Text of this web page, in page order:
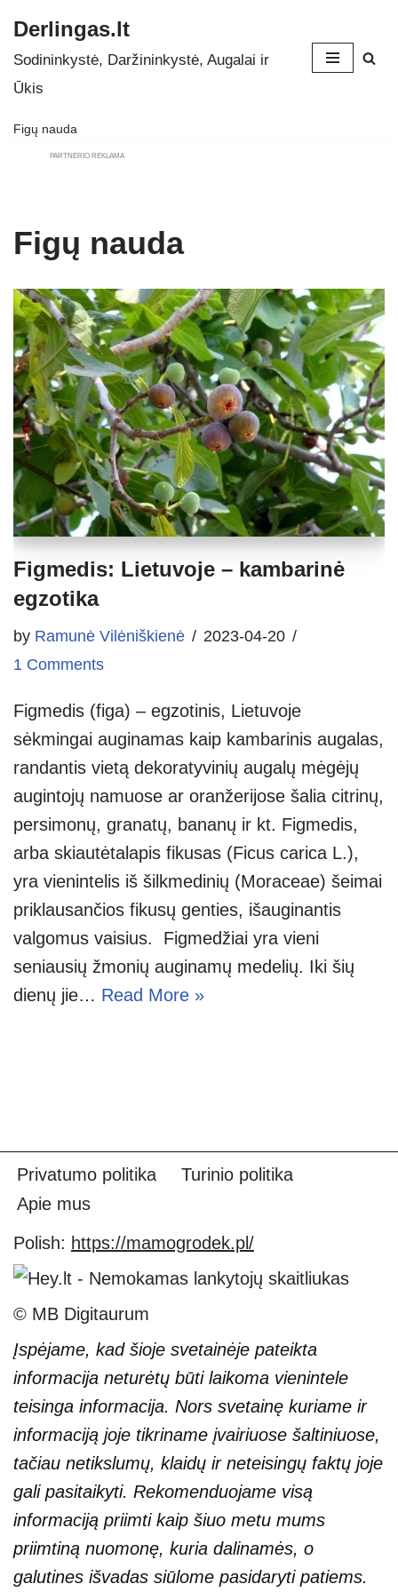
Skip
to
Derlingas.lt
Sodininkystė, Daržininkystė, Augalai ir
Ūkis
Figų nauda
PARTNERIO REKLAMA
Figų nauda
Figmedis: Lietuvoje – kambarinė
egzotika
by Ramunė Vilėniškienė
2023-04-20
1 Comments
Figmedis (figa) – egzotinis, Lietuvoje
sėkmingai auginamas kaip kambarinis augalas,
randantis vietą dekoratyvinių augalų mėgėjų
augintojų namuose ar oranžerijose šalia citrinų,
persimonų, granatų, bananų ir kt. Figmedis,
arba skiautėtalapis fikusas (Ficus carica L.),
yra vienintelis iš šilkmedinių (Moraceae) šeimai
priklausančios fikusų genties, išauginantis
valgomus vaisius. Figmedžiai yra vieni
seniausių žmonių auginamų medelių. Iki šių
dienų jie… Read More »
Privatumo politika
Turinio politika
Apie mus
Polish: https://mamogrodek.pl/
© MB Digitaurum
Įspėjame, kad šioje svetainėje pateikta
informacija neturėtų būti laikoma vienintele
teisinga informacija. Nors svetainę kuriame ir
informaciją joje tikriname įvairiuose šaltiniuose,
tačiau netikslumų, klaidų ir neteisingų faktų joje
gali pasitaikyti. Rekomenduojame visą
informaciją priimti kaip šiuo metu mums
priimtiną nuomonę, kuria dalinamės, o
galutines išvadas siūlome pasidaryti patiems.